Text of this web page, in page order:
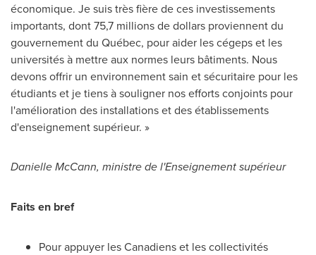
économique. Je suis très fière de ces investissements
importants, dont 75,7 millions de dollars proviennent du
gouvernement du Québec, pour aider les cégeps et les
universités à mettre aux normes leurs bâtiments. Nous
devons offrir un environnement sain et sécuritaire pour les
étudiants et je tiens à souligner nos efforts conjoints pour
l'amélioration des installations et des établissements
d'enseignement supérieur. »
Danielle McCann, ministre de l'Enseignement supérieur
Faits en bref
Pour appuyer les Canadiens et les collectivités